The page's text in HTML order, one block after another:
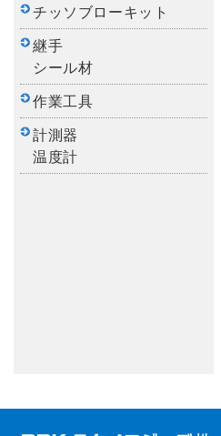
チッソブローキット
継手
シール材
作業工具
計測器
温度計